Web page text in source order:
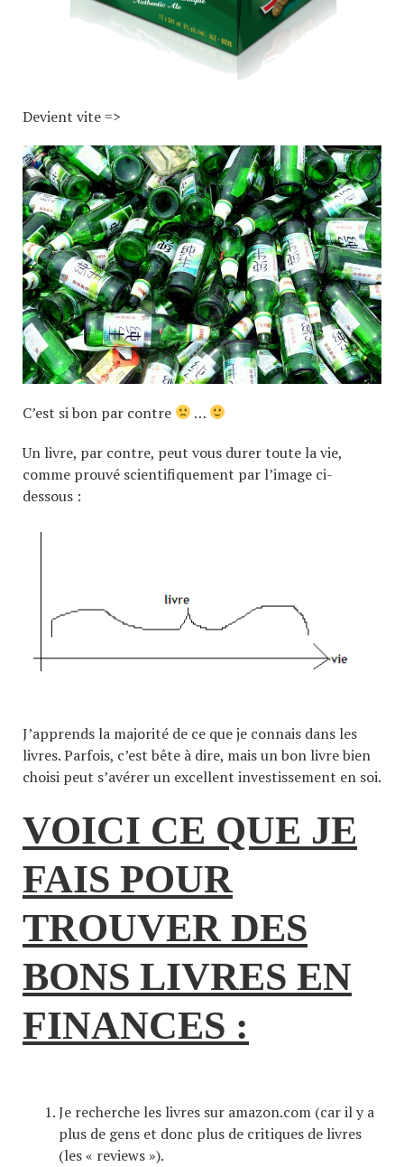
Devient vite =>
C’est si bon par contre
…
Un livre, par contre, peut vous durer toute la vie,
comme prouvé scientifiquement par l’image ci-
dessous :
J’apprends la majorité de ce que je connais dans les
livres. Parfois, c’est bête à dire, mais un bon livre bien
choisi peut s’avérer un excellent investissement en soi.
VOICI CE QUE JE
FAIS POUR
TROUVER DES
BONS LIVRES EN
FINANCES :
Je recherche les livres sur amazon.com (car il y a
plus de gens et donc plus de critiques de livres
(les « reviews »).